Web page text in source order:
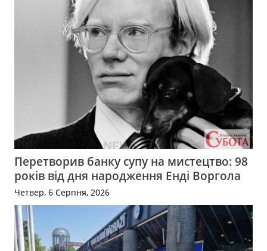
Перетворив банку супу на мистецтво: 98
років від дня народження Енді Воргола
Четвер, 6 Серпня, 2026